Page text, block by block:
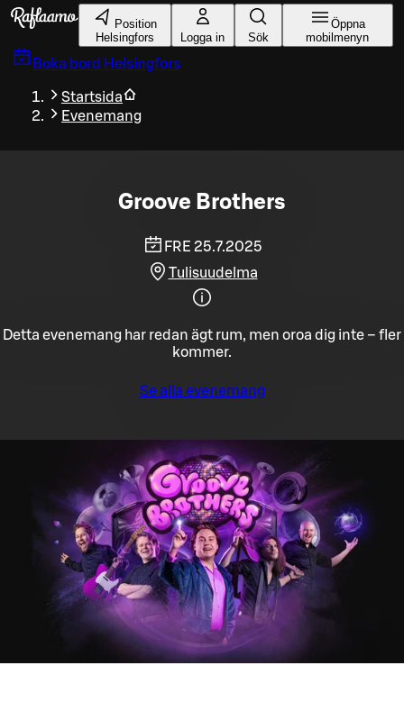
Gå till huvudinnehållet
Position
Helsingfors
Logga in Sök
Öppna
mobilmenyn
Boka bord Helsingfors
Startsida
Evenemang
Groove Brothers
FRE 25.7.2025
Tulisuudelma
Detta evenemang har redan ägt rum, men oroa dig inte – fler
kommer.
Se alla evenemang